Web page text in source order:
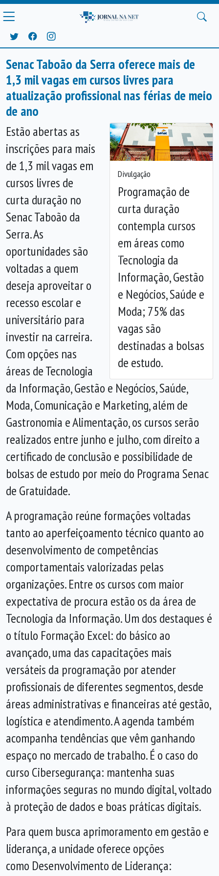
Senac Taboão da Serra oferece mais de
1,3 mil vagas em cursos livres para
atualização profissional nas férias de meio
de ano
Divulgação
Programação de
curta duração
contempla cursos
em áreas como
Tecnologia da
Informação, Gestão
e Negócios, Saúde e
Moda; 75% das
vagas são
destinadas a bolsas
de estudo.
Anterior
Estão abertas as
inscrições para mais
de 1,3 mil vagas em
cursos livres de
curta duração no
Senac Taboão da
Serra. As
oportunidades são
voltadas a quem
deseja aproveitar o
recesso escolar e
universitário para
investir na carreira.
Com opções nas
áreas de Tecnologia
da Informação, Gestão e Negócios, Saúde,
Moda, Comunicação e Marketing, além de
Gastronomia e Alimentação, os cursos serão
realizados entre junho e julho, com direito a
certificado de conclusão e possibilidade de
bolsas de estudo por meio do Programa Senac
de Gratuidade.
A programação reúne formações voltadas
tanto ao aperfeiçoamento técnico quanto ao
desenvolvimento de competências
comportamentais valorizadas pelas
organizações. Entre os cursos com maior
expectativa de procura estão os da área de
Tecnologia da Informação. Um dos destaques é
o título Formação Excel: do básico ao
avançado, uma das capacitações mais
versáteis da programação por atender
profissionais de diferentes segmentos, desde
áreas administrativas e financeiras até gestão,
logística e atendimento. A agenda também
acompanha tendências que vêm ganhando
espaço no mercado de trabalho. É o caso do
curso Cibersegurança: mantenha suas
informações seguras no mundo digital, voltado
à proteção de dados e boas práticas digitais.
Para quem busca aprimoramento em gestão e
liderança, a unidade oferece opções
como Desenvolvimento de Liderança: